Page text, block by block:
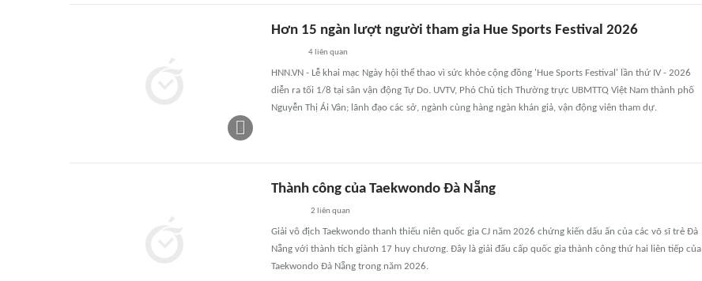
Hơn 15 ngàn lượt người tham gia Hue Sports Festival 2026
4liên quan
HNN.VN - Lễ khai mạc Ngày hội thể thao vì sức khỏe cộng đồng 'Hue Sports Festival' lần thứ IV - 2026
diễn ra tối 1/8 tại sân vận động Tự Do. UVTV, Phó Chủ tịch Thường trực UBMTTQ Việt Nam thành phố
Nguyễn Thị Ái Vân; lãnh đạo các sở, ngành cùng hàng ngàn khán giả, vận động viên tham dự.
Thành công của Taekwondo Đà Nẵng
2 liên quan
Giải vô địch Taekwondo thanh thiếu niên quốc gia CJ năm 2026 chứng kiến dấu ấn của các võ sĩ trẻ Đà
Nẵng với thành tích giành 17 huy chương. Đây là giải đấu cấp quốc gia thành công thứ hai liên tiếp của
Taekwondo Đà Nẵng trong năm 2026.